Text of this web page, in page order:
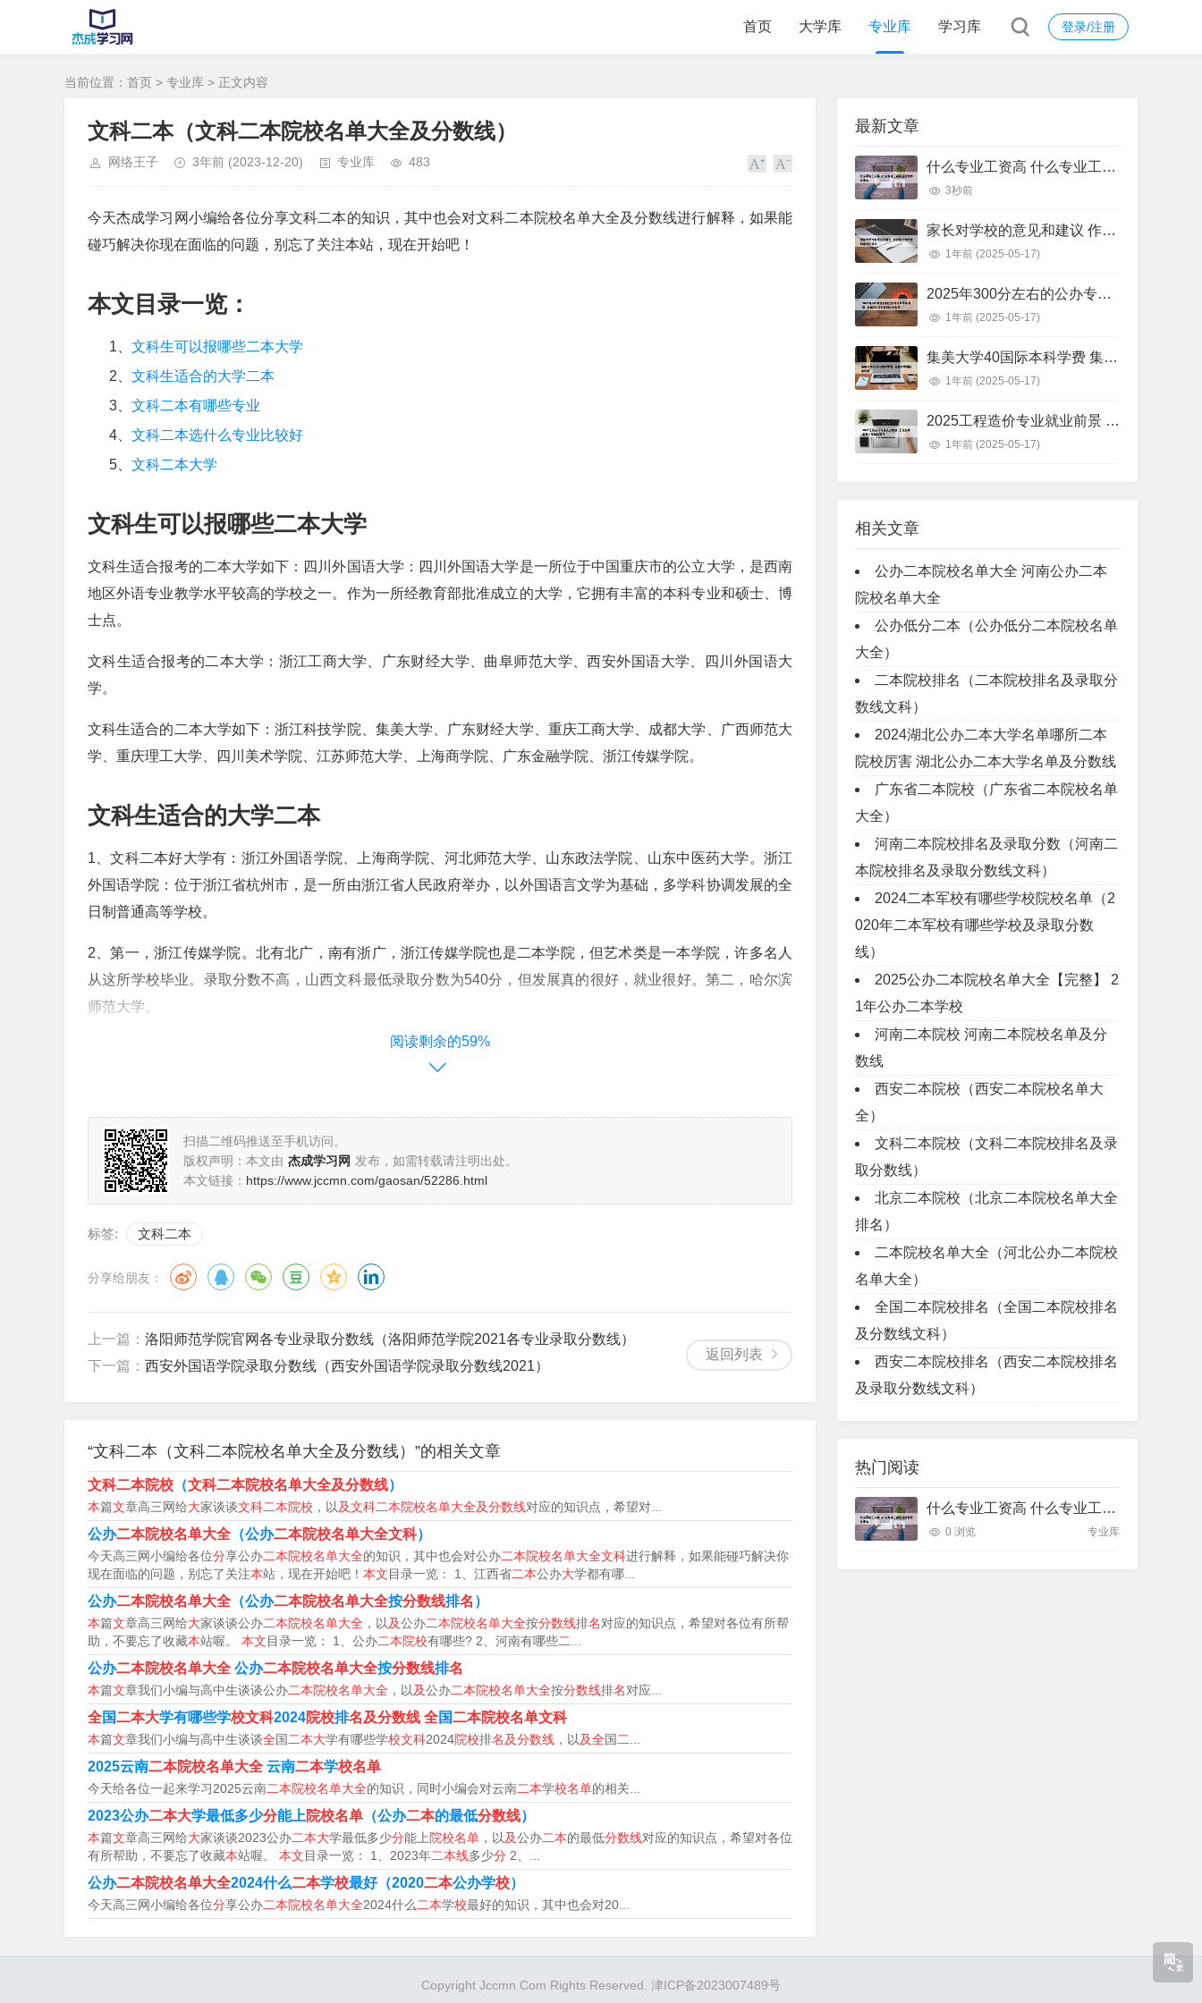
登录/注册
首页 大学库 专业库 学习库
当前位置： 首页 > 专业库 > 正文内容
文科二本（文科二本院校名单大全及分数线）
网络王子 3年前 (2023-12-20) 专业库 483
今天杰成学习网小编给各位分享文科二本的知识，其中也会对文科二本院校名单大全及分数线进行解释，如果能
碰巧解决你现在面临的问题，别忘了关注本站，现在开始吧！
本文目录一览：
1、 文科生可以报哪些二本大学
2、 文科生适合的大学二本
3、 文科二本有哪些专业
4、 文科二本选什么专业比较好
5、 文科二本大学
文科生可以报哪些二本大学
文科生适合报考的二本大学如下：四川外国语大学：四川外国语大学是一所位于中国重庆市的公立大学，是西南
地区外语专业教学水平较高的学校之一。作为一所经教育部批准成立的大学，它拥有丰富的本科专业和硕士、博
士点。
文科生适合报考的二本大学：浙江工商大学、广东财经大学、曲阜师范大学、西安外国语大学、四川外国语大
学。
文科生适合的二本大学如下：浙江科技学院、集美大学、广东财经大学、重庆工商大学、成都大学、广西师范大
学、重庆理工大学、四川美术学院、江苏师范大学、上海商学院、广东金融学院、浙江传媒学院。
文科生适合的大学二本
1、文科二本好大学有：浙江外国语学院、上海商学院、河北师范大学、山东政法学院、山东中医药大学。浙江
外国语学院：位于浙江省杭州市，是一所由浙江省人民政府举办，以外国语言文学为基础，多学科协调发展的全
日制普通高等学校。
2、第一，浙江传媒学院。北有北广，南有浙广，浙江传媒学院也是二本学院，但艺术类是一本学院，许多名人
从这所学校毕业。录取分数不高，山西文科最低录取分数为540分，但发展真的很好，就业很好。第二，哈尔滨
师范大学。
3、文科生适合报考的二本大学：浙江工商大学、广东财经大学、曲阜师范大学、西安外国语大学、四川外国语
4、文科公办二本大学学校有：浙江工商大学、上海立信会计金融学院、四川外国语大学。
文科二本有哪些专业
的是人类思维和论证的规律性。逻辑学主要包括命题逻辑、谓词逻辑、演绎推理和归纳推理等内容。
文科二本专业推荐如下：新闻学专业：新闻学专业就是纯粹的文科类专业，因为新闻学类专业的选择方向很多，
所以即便这类专业没有前些年那么火热了，报考的文科生数量依旧很多，比较吃香。
文科二本的好专业有新闻与传播类专业、国际贸易类专业、法学类专业、教育类专业、社会学类专业等。新闻与
文科二本选什么专业比较好
汉语国际教育、应用语言学等，它的就业前景也是非常广阔的。除了我们所知道的教师职业外，其实它在考公领
域也是非常吃香的，比如行政管理和文秘等职业都是跟汉语言文学专业相关的。
阅读剩余的59%
扫描二维码推送至手机访问。
版权声明：本文由 杰成学习网 发布，如需转载请注明出处。
本文链接： https://www.jccmn.com/gaosan/52286.html
标签: 文科二本
分享给朋友：
返回列表
上一篇： 洛阳师范学院官网各专业录取分数线（洛阳师范学院2021各专业录取分数线）
下一篇： 西安外国语学院录取分数线（西安外国语学院录取分数线2021）
“文科二本（文科二本院校名单大全及分数线）”的相关文章
文科二本院校 （文科二本院校名单大全及分数线）
本篇文章高三网给大家谈谈文科二本院校 ，以及文科二本院校名单大全及分数线对应的知识点，希望对...
公办二本院校名单大全 （公办二本院校名单大全文科）
今天高三网小编给各位分享公办二本院校名单大全的知识，其中也会对公办二本院校名单大全文科进行解释，如果能碰巧解决你
现在面临的问题，别忘了关注本站，现在开始吧！ 本文目录一览： 1、江西省二本公办大学都有哪...
公办二本院校名单大全 （公办二本院校名单大全按分数线排名 ）
本篇文章高三网给大家谈谈公办二本院校名单大全 ，以及公办二本院校名单大全按分数线排名对应的知识点，希望对各位有所帮
助，不要忘了收藏本站喔。 本文目录一览： 1、公办二本院校有哪些? 2、河南有哪些二
公办二本院校名单大全 公办二本院校名单大全按分数线排名
本篇文章我们小编与高中生谈谈公办二本院校名单大全 ，以及公办二本院校名单大全按分数线排名对应...
全国二本大学有哪些学校文科2024院校排名及分数线 全国二本院校名单文科
本篇文章我们小编与高中生谈谈全国 二本大学有哪些学校文科2024院校排名及分数线 ，以及全国 二
2025云南二本院校名单大全 云南二本学校名单
今天给各位一起来学习2025云南二本院校名单大全的知识，同时小编会对云南二本学校名单的相关...
2023公办二本大学最低多少分能上院校名单 （公办二本的最低分数线）
本篇文章高三网给大家谈谈2023公办二本大学最低多少分能上 院校名单 ，以及公办二本的最低分数线对应的知识点，希望对各位
有所帮助，不要忘了收藏本站喔。 本文目录一览： 1、2023年二本线多少分 2、...
公办二本院校名单大全2024什么二本学校最好（2020二本公办学校）
今天高三网小编给各位分享公办二本院校名单大全2024什么 二本学校最好的知识，其中也会对20...
最新文章
什么专业工资高 什么专业工资高且适合物化生女
3秒前
家长对学校的意见和建议 作为家长对学校的意见和建议
1年前 (2025-05-17)
2025年300分左右的公办专科大学有哪些 全国300分左右的公办大专
1年前 (2025-05-17)
集美大学40国际本科学费 集美大学国际本科班
1年前 (2025-05-17)
2025工程造价专业就业前景 工程造价未来十年就业前景
1年前 (2025-05-17)
相关文章
公办二本院校名单大全 河南公办二本
院校名单大全
公办低分二本（公办低分二本院校名单
大全）
二本院校排名（二本院校排名及录取分
数线文科）
2024湖北公办二本大学名单哪所二本
院校厉害 湖北公办二本大学名单及分数线
广东省二本院校（广东省二本院校名单
大全）
河南二本院校排名及录取分数（河南二
本院校排名及录取分数线文科）
2024二本军校有哪些学校院校名单（2
020年二本军校有哪些学校及录取分数
线）
2025公办二本院校名单大全【完整】 2
1年公办二本学校
河南二本院校 河南二本院校名单及分
数线
西安二本院校（西安二本院校名单大
全）
文科二本院校（文科二本院校排名及录
取分数线）
北京二本院校（北京二本院校名单大全
排名）
二本院校名单大全（河北公办二本院校
名单大全）
全国二本院校排名（全国二本院校排名
及分数线文科）
西安二本院校排名（西安二本院校排名
及录取分数线文科）
热门阅读
什么专业工资高 什么专业工资高且适合物化生女
0 浏览 专业库
Copyright Jccmn.Com Rights Reserved. 津ICP备2023007489号